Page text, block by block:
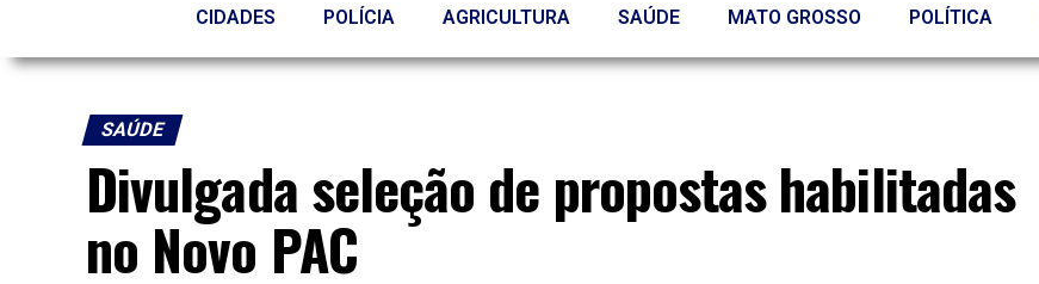
CIDADES POLÍCIA AGRICULTURA SAÚDE MATO GROSSO POLÍTICA
SAÚDE
Divulgada seleção de propostas habilitadas
no Novo PAC